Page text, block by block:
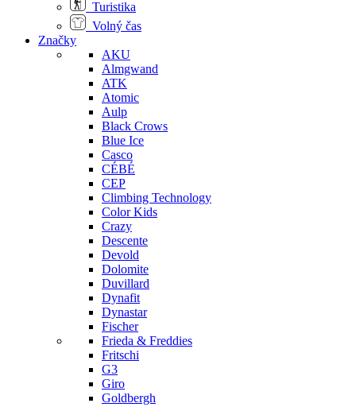
Turistika
Volný čas
Značky
AKU
Almgwand
ATK
Atomic
Aulp
Black Crows
Blue Ice
Casco
CÉBÉ
CEP
Climbing Technology
Color Kids
Crazy
Descente
Devold
Dolomite
Duvillard
Dynafit
Dynastar
Fischer
Frieda & Freddies
Fritschi
G3
Giro
Goldbergh